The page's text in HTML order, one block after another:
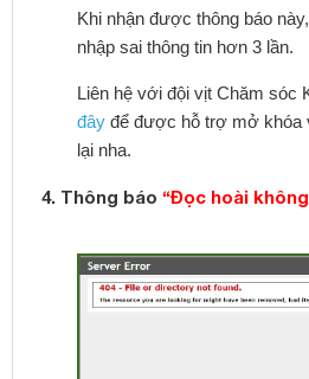
Khi nhận được thông báo
nhập sai thông tin hơn 3 lần.
Liên hệ với đội vịt Chăm sóc
đây để được hỗ trợ mở khóa
lại nha.
4. Thông báo “Đọc hoài